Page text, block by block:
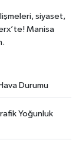
siyaset,
Manisa
Durumu
Yoğunluk